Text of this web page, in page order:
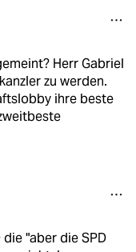
Herr Gabriel
zu werden.
ihre beste
die "aber die SPD